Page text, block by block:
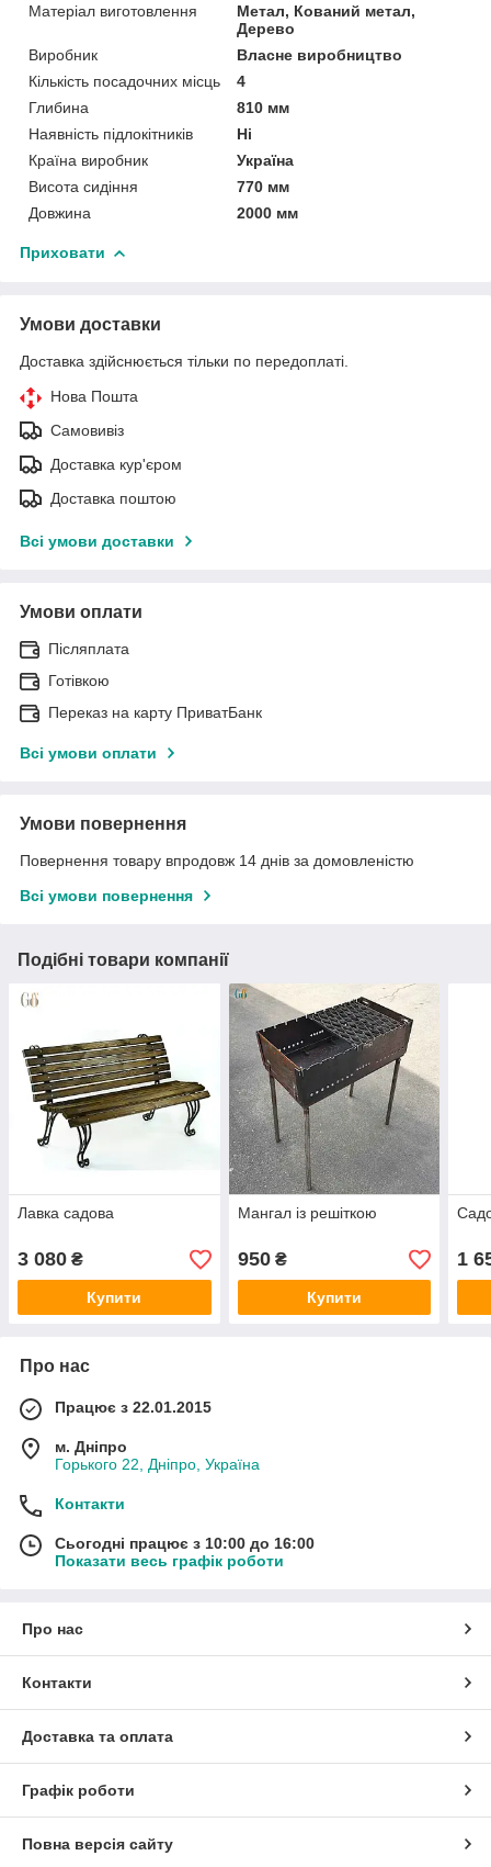
Матеріал виготовлення
Метал, Кований метал,
Дерево
Виробник
Власне виробництво
Кількість посадочних місць
4
Глибина
810 мм
Наявність підлокітників
Ні
Країна виробник
Україна
Висота сидіння
770 мм
Довжина
2000 мм
Приховати
Умови доставки
Доставка здійснюється тільки по передоплаті.
Нова Пошта
Самовивіз
Доставка кур'єром
Доставка поштою
Всі умови доставки
Умови оплати
Післяплата
Готівкою
Переказ на карту ПриватБанк
Всі умови оплати
Умови повернення
Повернення товару впродовж 14 днів за домовленістю
Всі умови повернення
Подібні товари компанії
Лавка садова
3 080 ₴
Купити
Мангал із решіткою
950₴
Купити
1
Про нас
Працює з 22.01.2015
м. Дніпро
Горького 22, Дніпро, Україна
Контакти
Сьогодні працює з 10:00 до 16:00
Показати весь графік роботи
Про нас
Контакти
Доставка та оплата
Графік роботи
Повна версія сайту